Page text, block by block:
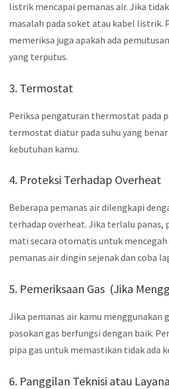
listrik mencapai pemanas air. Jika
masalah pada soket atau kabel listrik.
memeriksa juga apakah ada
yang terputus.
3. Termostat
Periksa pengaturan thermostat pada
termostat diatur pada suhu yang benar
kebutuhan kamu.
4. Proteksi Terhadap Overheat
Beberapa pemanas air dilengkapi
terhadap overheat. Jika terlalu panas,
mati secara otomatis untuk mencegah
pemanas air dingin sejenak dan coba
5. Pemeriksaan Gas (Jika
Jika pemanas air kamu menggunakan
pasokan gas berfungsi dengan baik.
pipa gas untuk memastikan tidak ada
6. Panggilan Teknisi atau